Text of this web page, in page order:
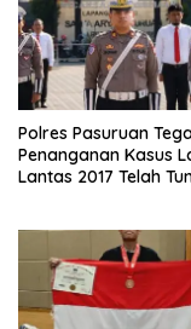
Polres Pasuruan
Penanganan Kasus
Lantas 2017 Telah